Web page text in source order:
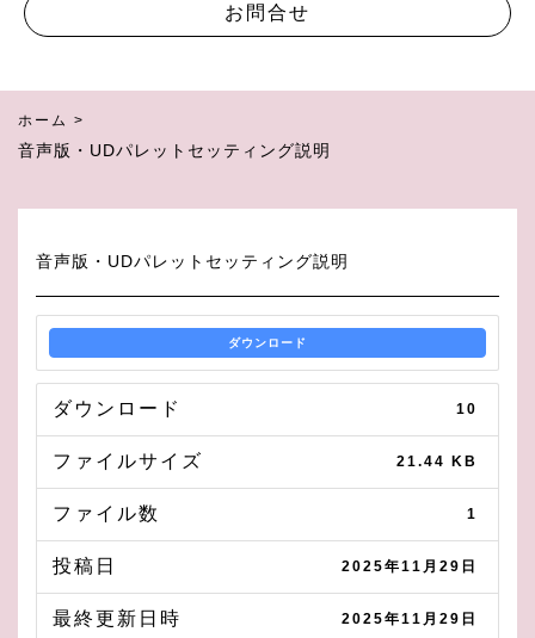
お問合せ
ホーム >
音声版・UDパレットセッティング説明
音声版・UDパレットセッティング説明
ダウンロード
ダウンロード 10
ファイルサイズ 21.44 KB
ファイル数 1
投稿日 2025年11月29日
最終更新日時 2025年11月29日